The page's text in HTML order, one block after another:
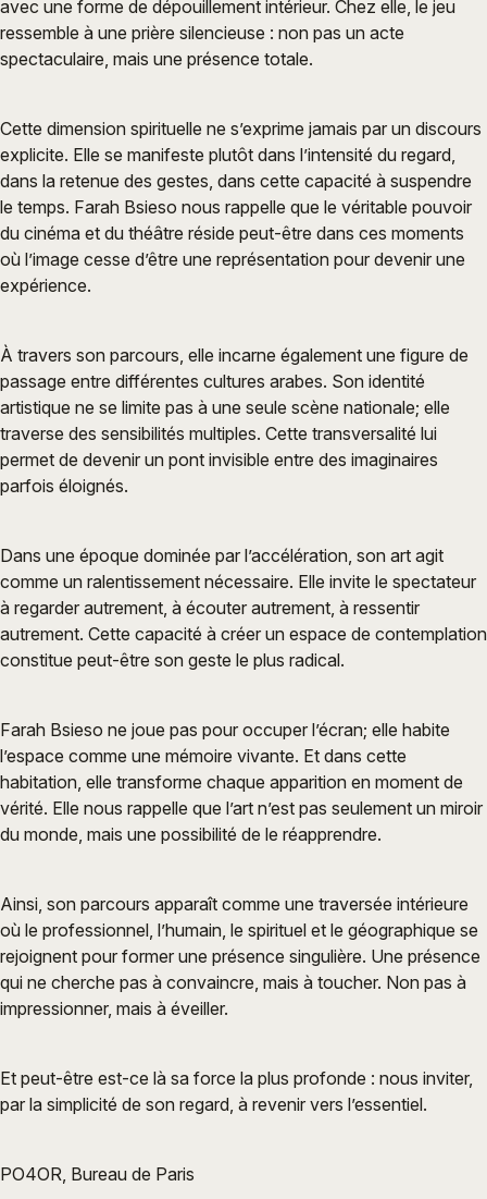
avec une forme de dépouillement intérieur. Chez elle, le jeu
ressemble à une prière silencieuse : non pas un acte
spectaculaire, mais une présence totale.
Cette dimension spirituelle ne s’exprime jamais par un discours
explicite. Elle se manifeste plutôt dans l’intensité du regard,
dans la retenue des gestes, dans cette capacité à suspendre
le temps. Farah Bsieso nous rappelle que le véritable pouvoir
du cinéma et du théâtre réside peut-être dans ces moments
où l’image cesse d’être une représentation pour devenir une
expérience.
À travers son parcours, elle incarne également une figure de
passage entre différentes cultures arabes. Son identité
artistique ne se limite pas à une seule scène nationale; elle
traverse des sensibilités multiples. Cette transversalité lui
permet de devenir un pont invisible entre des imaginaires
parfois éloignés.
Dans une époque dominée par l’accélération, son art agit
comme un ralentissement nécessaire. Elle invite le spectateur
à regarder autrement, à écouter autrement, à ressentir
autrement. Cette capacité à créer un espace de contemplation
constitue peut-être son geste le plus radical.
Farah Bsieso ne joue pas pour occuper l’écran; elle habite
l’espace comme une mémoire vivante. Et dans cette
habitation, elle transforme chaque apparition en moment de
vérité. Elle nous rappelle que l’art n’est pas seulement un miroir
du monde, mais une possibilité de le réapprendre.
Ainsi, son parcours apparaît comme une traversée intérieure
où le professionnel, l’humain, le spirituel et le géographique se
rejoignent pour former une présence singulière. Une présence
qui ne cherche pas à convaincre, mais à toucher. Non pas à
impressionner, mais à éveiller.
Et peut-être est-ce là sa force la plus profonde : nous inviter,
par la simplicité de son regard, à revenir vers l’essentiel.
PO4OR, Bureau de Paris